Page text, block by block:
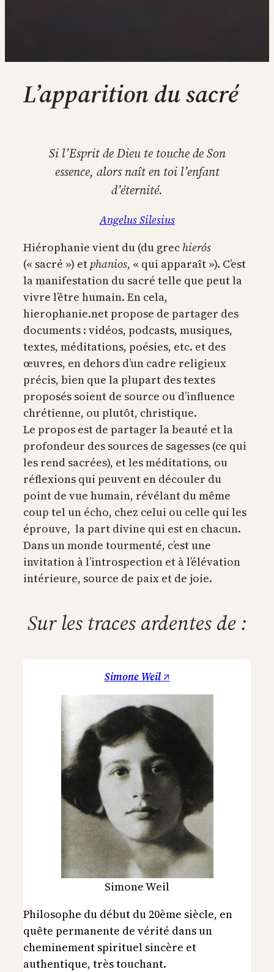
L’apparition du sacré
Si l’Esprit de Dieu te touche de Son
essence, alors naît en toi l’enfant
d’éternité.
Angelus Silesius
Hiérophanie vient du (du grec hierós
(« sacré ») et phanios, « qui apparaît »). C’est
la manifestation du sacré telle que peut la
vivre l’être humain. En cela,
hierophanie.net propose de partager des
documents : vidéos, podcasts, musiques,
textes, méditations, poésies, etc. et des
œuvres, en dehors d’un cadre religieux
précis, bien que la plupart des textes
proposés soient de source ou d’influence
chrétienne, ou plutôt, christique.
Le propos est de partager la beauté et la
profondeur des sources de sagesses (ce qui
les rend sacrées), et les méditations, ou
réflexions qui peuvent en découler du
point de vue humain, révélant du même
coup tel un écho, chez celui ou celle qui les
éprouve, la part divine qui est en chacun.
Dans un monde tourmenté, c’est une
invitation à l’introspection et à l’élévation
intérieure, source de paix et de joie.
Sur les traces ardentes de :
Simone Weil ↗
Simone Weil
Philosophe du début du 20ème siècle, en
quête permanente de vérité dans un
cheminement spirituel sincère et
authentique, très touchant.